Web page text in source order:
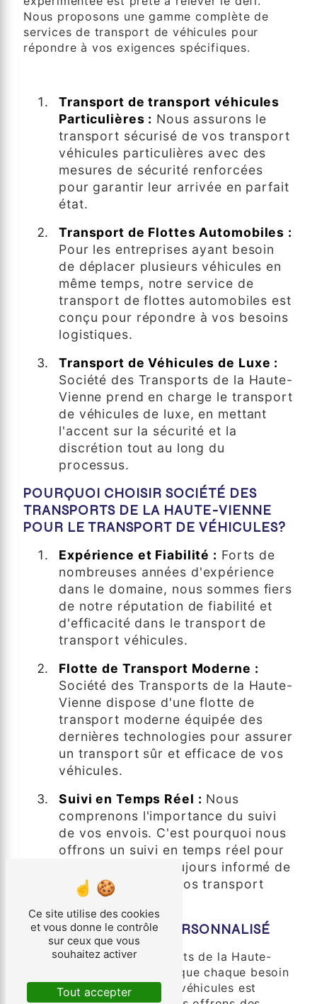
Nous proposons une gamme complète de
services de transport de véhicules pour
répondre à vos exigences spécifiques.
Transport de transport véhicules
Particulières : Nous assurons le
transport sécurisé de vos transport
véhicules particulières avec des
mesures de sécurité renforcées
pour garantir leur arrivée en parfait
état.
Transport de Flottes Automobiles :
Pour les entreprises ayant besoin
de déplacer plusieurs véhicules en
même temps, notre service de
transport de flottes automobiles est
conçu pour répondre à vos besoins
logistiques.
Transport de Véhicules de Luxe :
Société des Transports de la Haute-
Vienne prend en charge le transport
de véhicules de luxe, en mettant
l'accent sur la sécurité et la
discrétion tout au long du
processus.
POURQUOI CHOISIR SOCIÉTÉ DES
TRANSPORTS DE LA HAUTE-VIENNE
POUR LE TRANSPORT DE VÉHICULES?
Expérience et Fiabilité : Forts de
nombreuses années d'expérience
dans le domaine, nous sommes fiers
de notre réputation de fiabilité et
d'efficacité dans le transport de
transport véhicules.
Flotte de Transport Moderne :
Société des Transports de la Haute-
Vienne dispose d'une flotte de
transport moderne équipée des
dernières technologies pour assurer
un transport sûr et efficace de vos
véhicules.
Suivi en Temps Réel : Nous
comprenons l'importance du suivi
de vos envois. C'est pourquoi nous
offrons un suivi en temps réel pour
que vous soyez toujours informé de
l'emplacement de vos transport
véhicules.
OBTENEZ UN DEVIS PERSONNALISÉ
Chez Société des Transports de la Haute-
Vienne, nous comprenons que chaque besoin
de transport de transport véhicules est
Ce site utilise des cookies
et vous donne le contrôle
sur ceux que vous
souhaitez activer
Tout accepter